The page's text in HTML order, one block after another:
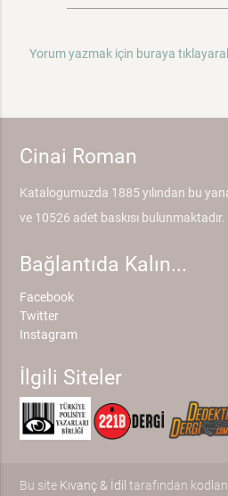
Yorum yazmak için buraya
Cinai Roman
Katalogumuzda 1885 yılından bu
ve 10526 adet baskısı bulunmaktadır.
Bağlantıda Kalın...
Facebook
Twitter
Instagram
İlgili Siteler
Bu site Kıvanç & İdil tarafından